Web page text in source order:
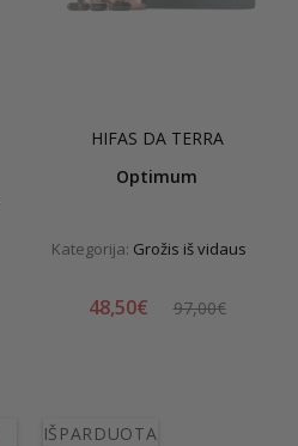
HIFAS DA TERRA
Optimum
Kategorija: Grožis iš vidaus
48,50€ 97,00€
IŠPARDUOTA